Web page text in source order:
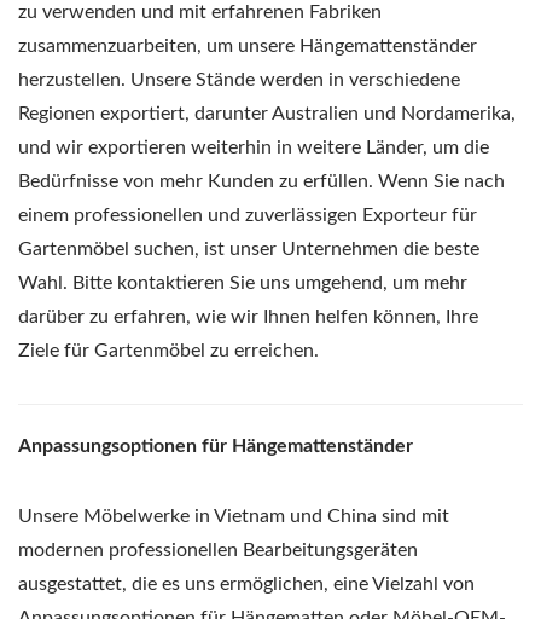
zu verwenden und mit erfahrenen Fabriken
zusammenzuarbeiten, um unsere Hängemattenständer
herzustellen. Unsere Stände werden in verschiedene
Regionen exportiert, darunter Australien und Nordamerika,
und wir exportieren weiterhin in weitere Länder, um die
Bedürfnisse von mehr Kunden zu erfüllen. Wenn Sie nach
einem professionellen und zuverlässigen Exporteur für
Gartenmöbel suchen, ist unser Unternehmen die beste
Wahl. Bitte kontaktieren Sie uns umgehend, um mehr
darüber zu erfahren, wie wir Ihnen helfen können, Ihre
Ziele für Gartenmöbel zu erreichen.
Anpassungsoptionen für Hängemattenständer
Unsere Möbelwerke in Vietnam und China sind mit
modernen professionellen Bearbeitungsgeräten
ausgestattet, die es uns ermöglichen, eine Vielzahl von